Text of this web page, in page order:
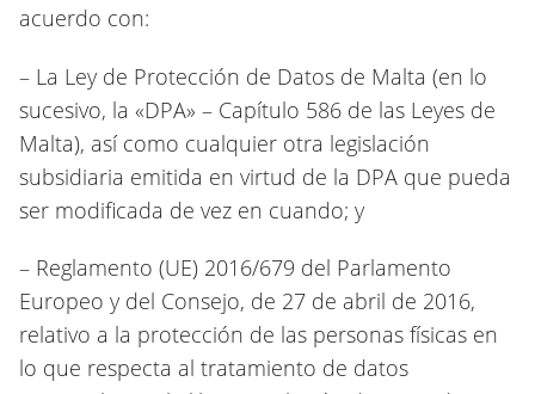
acuerdo con:
– La Ley de Protección de Datos de Malta (en lo
sucesivo, la «DPA» – Capítulo 586 de las Leyes de
Malta), así como cualquier otra legislación
subsidiaria emitida en virtud de la DPA que pueda
ser modificada de vez en cuando; y
– Reglamento (UE) 2016/679 del Parlamento
Europeo y del Consejo, de 27 de abril de 2016,
relativo a la protección de las personas físicas en
lo que respecta al tratamiento de datos